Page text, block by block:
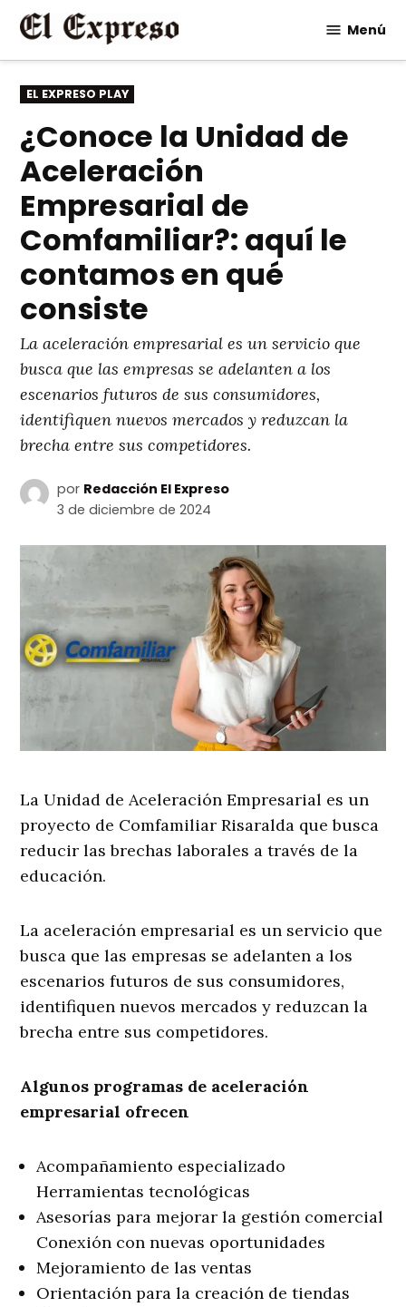
Saltar
contenido
Menú
PUBLICADO
EN
EL EXPRESO PLAY
¿Conoce la Unidad de
Aceleración
Empresarial de
Comfamiliar?: aquí le
contamos en qué
consiste
La aceleración empresarial es un servicio que
busca que las empresas se adelanten a los
escenarios futuros de sus consumidores,
identifiquen nuevos mercados y reduzcan la
brecha entre sus competidores.
por Redacción El Expreso
3 de diciembre de 2024
La Unidad de Aceleración Empresarial es un
proyecto de Comfamiliar Risaralda que busca
reducir las brechas laborales a través de la
educación.
La aceleración empresarial es un servicio que
busca que las empresas se adelanten a los
escenarios futuros de sus consumidores,
identifiquen nuevos mercados y reduzcan la
brecha entre sus competidores.
Algunos programas de aceleración
empresarial ofrecen
Acompañamiento especializado
Herramientas tecnológicas
Asesorías para mejorar la gestión comercial
Conexión con nuevas oportunidades
Mejoramiento de las ventas
Orientación para la creación de tiendas